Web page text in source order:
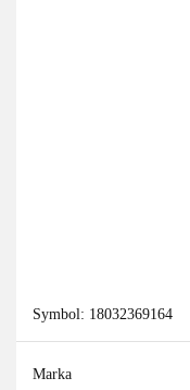
Symbol: 18032369164
Marka